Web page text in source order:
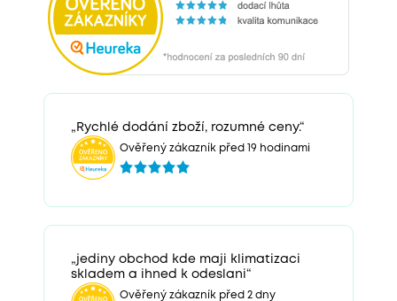
„Rychlé dodání zboží, rozumné ceny.“
Ověřený zákazník před 19 hodinami
„jediny obchod kde maji klimatizaci
skladem a ihned k odeslani“
Ověřený zákazník před 2 dny